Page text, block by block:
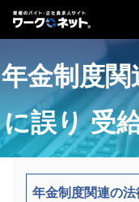
年金制度
に誤り 受
年金制度関連の